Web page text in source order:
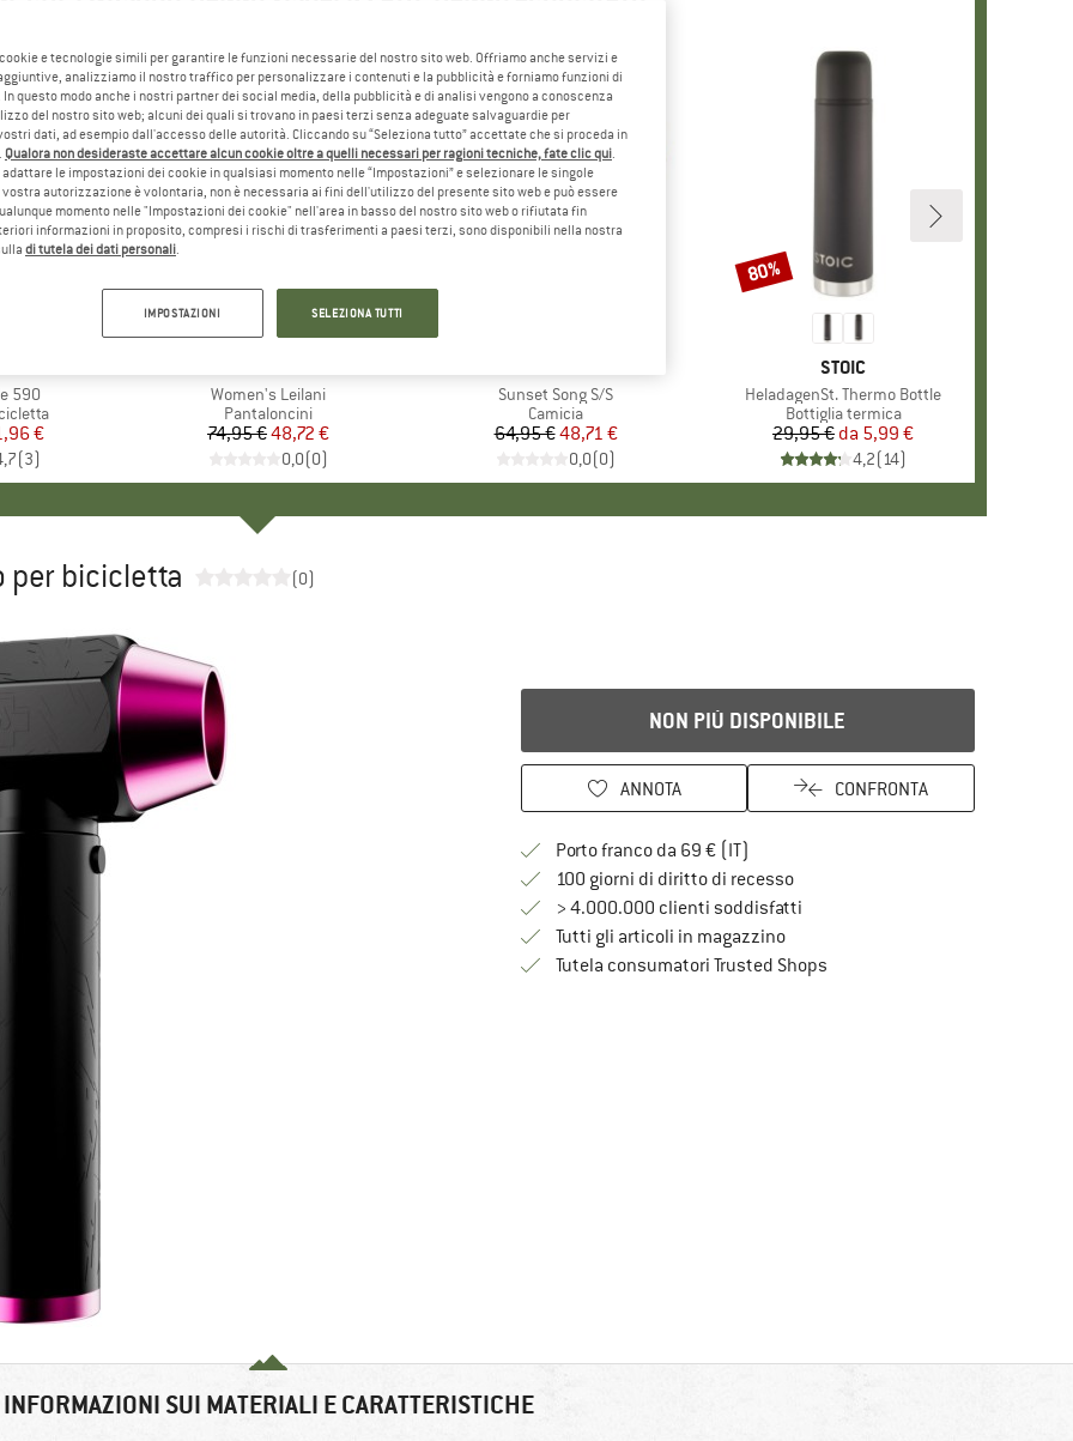
590
ridotto
€
(3)
Articolo
Women's Leilani
Gruppo di prodotti
Pantaloncini
Prezzo
74,95 €Prezzo ridotto
48,72 €
0,0(0)
Articolo
Sunset Song S/S
Gruppo di prodotti
Camicia
Prezzo
64,95 €Prezzo ridotto
48,71 €
0,0(0)
MARCHIO
STOIC
Articolo
HeladagenSt. Thermo Bottle
Gruppo di prodotti
Bottiglia termica
Prezzo
29,95 € Prezzo ridotto
da 5,99 €
4,2(14)
Sconto
80%
per bicicletta (0)
NON PIÙ DISPONIBILE
ANNOTA CONFRONTA
Porto franco da 69 € (IT)
100 giorni di diritto di recessoVai alla politica di recesso qui Si
> 4.000.000 clienti soddisfatti
Tutti gli articoli in magazzino
Tutela consumatori Trusted ShopsTrovi tutte le informazioni qui!
INFORMAZIONI SUI MATERIALI E CARATTERISTICHE
e tecnologie simili per garantire le funzioni necessarie del nostro sito web. Offriamo anche servizi e
analizziamo il nostro traffico per personalizzare i contenuti e la pubblicità e forniamo funzioni di
questo modo anche i nostri partner dei social media, della pubblicità e di analisi vengono a conoscenza
del nostro sito web; alcuni dei quali si trovano in paesi terzi senza adeguate salvaguardie per
dati, ad esempio dall'accesso delle autorità. Cliccando su “Seleziona tutto” accettate che si proceda in
Qualora non desideraste accettare alcun cookie oltre a quelli necessari per ragioni tecniche, fate clic qui.
adattare le impostazioni dei cookie in qualsiasi momento nelle “Impostazioni” e selezionare le singole
autorizzazione è volontaria, non è necessaria ai fini dell'utilizzo del presente sito web e può essere
momento nelle "Impostazioni dei cookie" nell'area in basso del nostro sito web o rifiutata fin
informazioni in proposito, compresi i rischi di trasferimenti a paesi terzi, sono disponibili nella nostra
di tutela dei dati personali.
IMPOSTAZIONI SELEZIONA TUTTI